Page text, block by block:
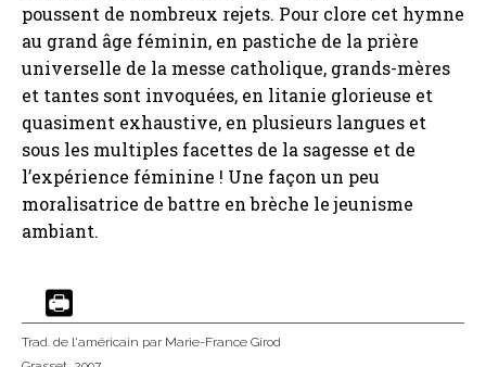
poussent de nombreux rejets. Pour clore cet hymne
au grand âge féminin, en pastiche de la prière
universelle de la messe catholique, grands-mères
et tantes sont invoquées, en litanie glorieuse et
quasiment exhaustive, en plusieurs langues et
sous les multiples facettes de la sagesse et de
l’expérience féminine ! Une façon un peu
moralisatrice de battre en brèche le jeunisme
ambiant.
Trad. de l'américain par Marie-France Girod